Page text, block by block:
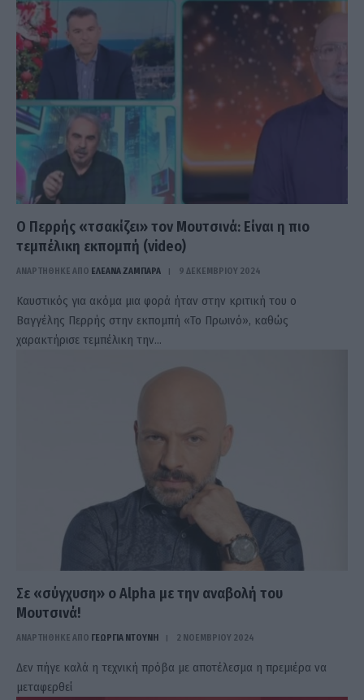
Ο Περρής «τσακίζει» τον Μουτσινά: Είναι η πιο
τεμπέλικη εκπομπή (video)
ΑΝΑΡΤΗΘΗΚΕ ΑΠΟ ΕΛΕΑΝΑ ΖΑΜΠΑΡΑ 9 ΔΕΚΕΜΒΡΊΟΥ 2024
Καυστικός για ακόμα μια φορά ήταν στην κριτική του ο
Βαγγέλης Περρής στην εκπομπή «Το Πρωινό», καθώς
χαρακτήρισε τεμπέλικη την…
Σε «σύγχυση» ο Alpha με την αναβολή του
Μουτσινά!
ΑΝΑΡΤΗΘΗΚΕ ΑΠΟ ΓΕΩΡΓΊΑ ΝΤΟΎΝΗ 2 ΝΟΕΜΒΡΊΟΥ 2024
Δεν πήγε καλά η τεχνική πρόβα με αποτέλεσμα η πρεμιέρα να
μεταφερθεί